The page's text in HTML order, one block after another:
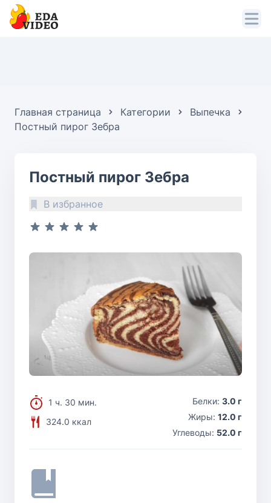
Главная страница Категории
Выпечка
Постный пирог Зебра
Постный пирог Зебра
В избранное
1 ч. 30 мин.
324.0 ккал
Белки: 3.0 г
Жиры: 12.0 г
Углеводы: 52.0 г